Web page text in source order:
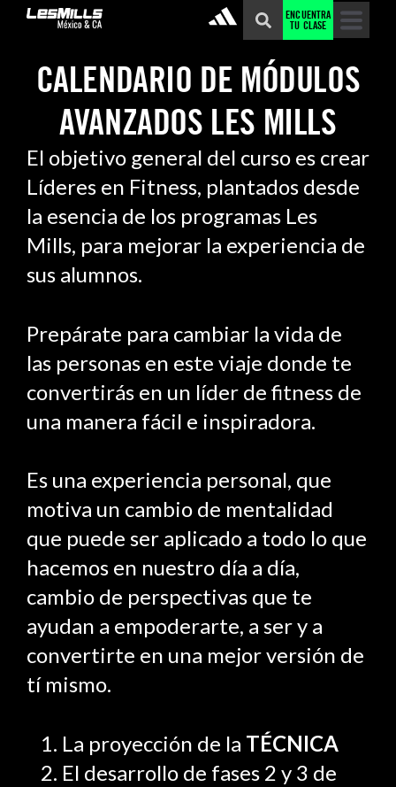
ENCUENTRA
TU CLASE
CALENDARIO DE MÓDULOS
AVANZADOS LES MILLS
El objetivo general del curso es crear
Líderes en Fitness, plantados desde
la esencia de los programas Les
Mills, para mejorar la experiencia de
sus alumnos.
Prepárate para cambiar la vida de
las personas en este viaje donde te
convertirás en un líder de fitness de
una manera fácil e inspiradora.
Es una experiencia personal, que
motiva un cambio de mentalidad
que puede ser aplicado a todo lo que
hacemos en nuestro día a día,
cambio de perspectivas que te
ayudan a empoderarte, a ser y a
convertirte en una mejor versión de
tí mismo.
La proyección de la TÉCNICA
El desarrollo de fases 2 y 3 de